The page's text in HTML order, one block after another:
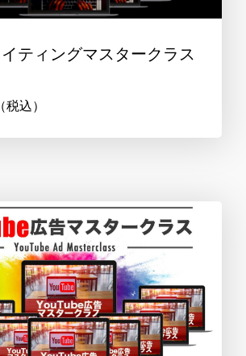
ティングマスタークラス
込）